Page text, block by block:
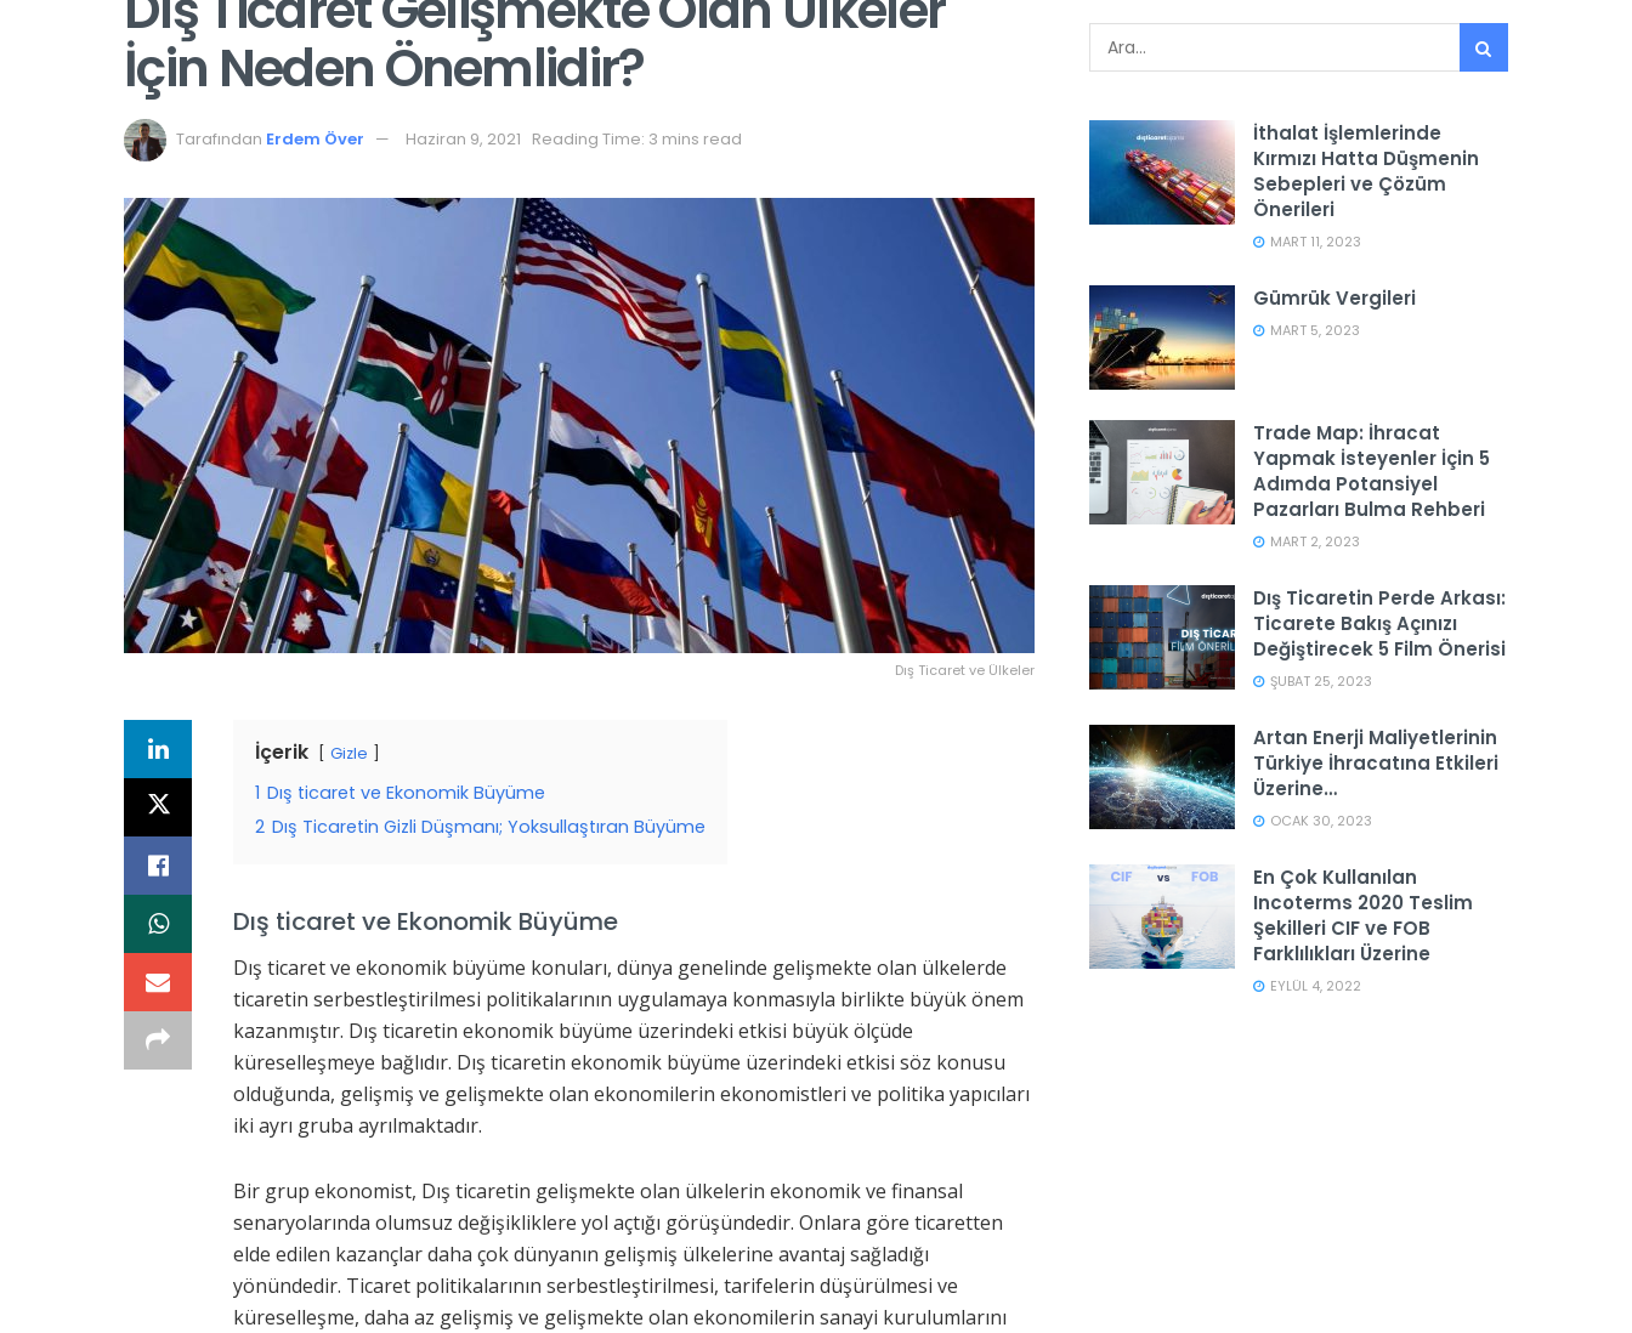
İçin Neden Önemlidir?
Tarafından Erdem Över Haziran 9, 2021 Reading Time: 3 mins read
Dış Ticaret ve Ülkeler
İçerik Gizle
1 Dış ticaret ve Ekonomik Büyüme
2 Dış Ticaretin Gizli Düşmanı; Yoksullaştıran Büyüme
Dış ticaret ve Ekonomik Büyüme
Dış ticaret ve ekonomik büyüme konuları, dünya genelinde gelişmekte olan ülkelerde
ticaretin serbestleştirilmesi politikalarının uygulamaya konmasıyla birlikte büyük önem
kazanmıştır. Dış ticaretin ekonomik büyüme üzerindeki etkisi büyük ölçüde
küreselleşmeye bağlıdır. Dış ticaretin ekonomik büyüme üzerindeki etkisi söz konusu
olduğunda, gelişmiş ve gelişmekte olan ekonomilerin ekonomistleri ve politika yapıcıları
iki ayrı gruba ayrılmaktadır.
Bir grup ekonomist, Dış ticaretin gelişmekte olan ülkelerin ekonomik ve finansal
senaryolarında olumsuz değişikliklere yol açtığı görüşündedir. Onlara göre ticaretten
elde edilen kazançlar daha çok dünyanın gelişmiş ülkelerine avantaj sağladığı
yönündedir. Ticaret politikalarının serbestleştirilmesi, tarifelerin düşürülmesi ve
küreselleşme, daha az gelişmiş ve gelişmekte olan ekonomilerin sanayi kurulumlarını
İthalat İşlemlerinde
Kırmızı Hatta Düşmenin
Sebepleri ve Çözüm
Önerileri
MART 11, 2023
Gümrük Vergileri
MART 5, 2023
Trade Map: İhracat
Yapmak İsteyenler İçin 5
Adımda Potansiyel
Pazarları Bulma Rehberi
MART 2, 2023
Dış Ticaretin Perde Arkası:
Ticarete Bakış Açınızı
Değiştirecek 5 Film Önerisi
ŞUBAT 25, 2023
Artan Enerji Maliyetlerinin
Türkiye İhracatına Etkileri
Üzerine…
OCAK 30, 2023
En Çok Kullanılan
Incoterms 2020 Teslim
Şekilleri CIF ve FOB
Farklılıkları Üzerine
EYLÜL 4, 2022